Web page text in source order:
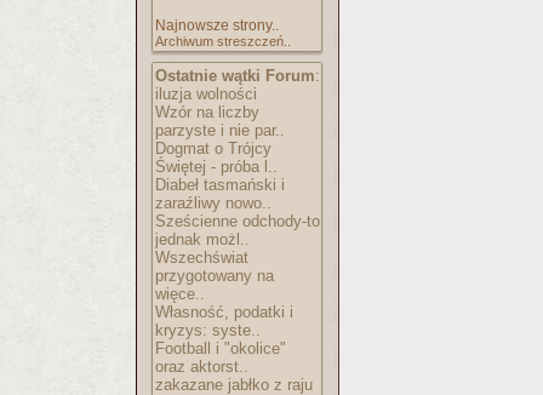
Najnowsze strony..
Archiwum streszczeń..
Ostatnie wątki Forum:
iluzja wolności
Wzór na liczby
parzyste i nie par..
Dogmat o Trójcy
Świętej - próba l..
Diabeł tasmański i
zaraźliwy nowo..
Sześcienne odchody-to
jednak możl..
Wszechświat
przygotowany na
więce..
Własność, podatki i
kryzys: syste..
Football i "okolice"
oraz aktorst..
zakazane jabłko z raju